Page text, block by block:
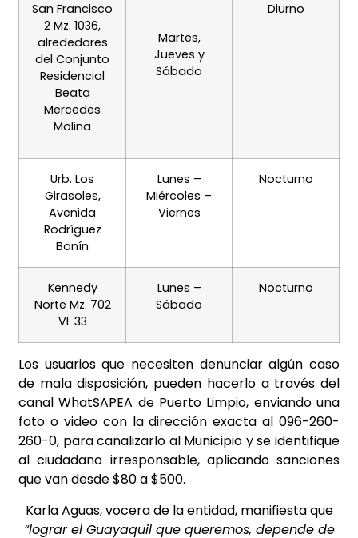
San Francisco
2 Mz. 1036,
alrededores
del Conjunto
Residencial
Beata
Mercedes
Molina
Martes,
Jueves y
Sábado
Diurno
Urb. Los
Girasoles,
Avenida
Rodríguez
Bonín
Lunes –
Miércoles –
Viernes
Nocturno
Kennedy
Norte Mz. 702
Vl. 33
Lunes –
Sábado
Nocturno
Los usuarios que necesiten denunciar algún caso
de mala disposición, pueden hacerlo a través del
canal WhatSAPEA de Puerto Limpio, enviando una
foto o video con la dirección exacta al 096-260-
260-0, para canalizarlo al Municipio y se identifique
al ciudadano irresponsable, aplicando sanciones
que van desde $80 a $500.
Karla Aguas, vocera de la entidad, manifiesta que
“lograr el Guayaquil que queremos, depende de